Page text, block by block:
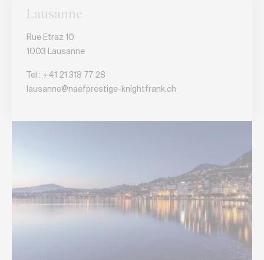
Lausanne
Rue Etraz 10
1003 Lausanne
Tel : +41 21 318 77 28
lausanne@naefprestige-knightfrank.ch